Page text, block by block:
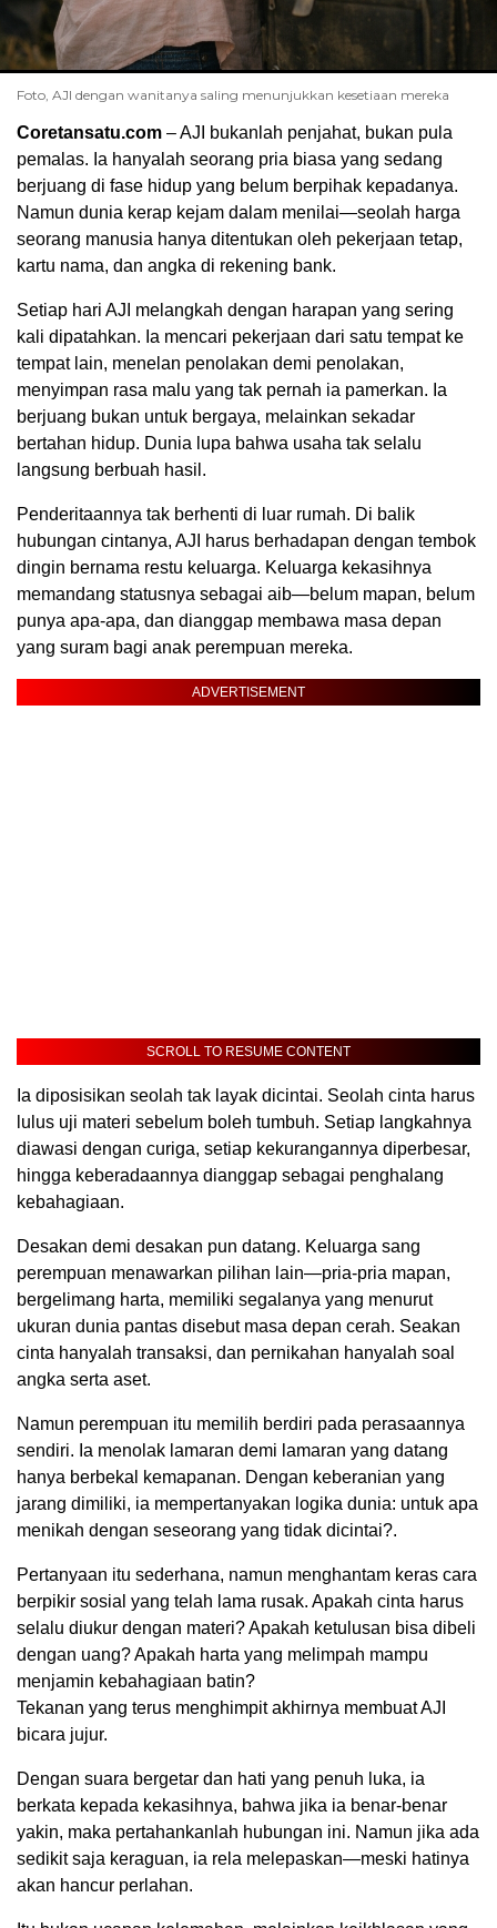
Foto, AJI dengan wanitanya saling menunjukkan kesetiaan mereka
Coretansatu.com – AJI bukanlah penjahat, bukan pula
pemalas. Ia hanyalah seorang pria biasa yang sedang
berjuang di fase hidup yang belum berpihak kepadanya.
Namun dunia kerap kejam dalam menilai—seolah harga
seorang manusia hanya ditentukan oleh pekerjaan tetap,
kartu nama, dan angka di rekening bank.
Setiap hari AJI melangkah dengan harapan yang sering
kali dipatahkan. Ia mencari pekerjaan dari satu tempat ke
tempat lain, menelan penolakan demi penolakan,
menyimpan rasa malu yang tak pernah ia pamerkan. Ia
berjuang bukan untuk bergaya, melainkan sekadar
bertahan hidup. Dunia lupa bahwa usaha tak selalu
langsung berbuah hasil.
Penderitaannya tak berhenti di luar rumah. Di balik
hubungan cintanya, AJI harus berhadapan dengan tembok
dingin bernama restu keluarga. Keluarga kekasihnya
memandang statusnya sebagai aib—belum mapan, belum
punya apa-apa, dan dianggap membawa masa depan
yang suram bagi anak perempuan mereka.
ADVERTISEMENT
SCROLL TO RESUME CONTENT
Ia diposisikan seolah tak layak dicintai. Seolah cinta harus
lulus uji materi sebelum boleh tumbuh. Setiap langkahnya
diawasi dengan curiga, setiap kekurangannya diperbesar,
hingga keberadaannya dianggap sebagai penghalang
kebahagiaan.
Desakan demi desakan pun datang. Keluarga sang
perempuan menawarkan pilihan lain—pria-pria mapan,
bergelimang harta, memiliki segalanya yang menurut
ukuran dunia pantas disebut masa depan cerah. Seakan
cinta hanyalah transaksi, dan pernikahan hanyalah soal
angka serta aset.
Namun perempuan itu memilih berdiri pada perasaannya
sendiri. Ia menolak lamaran demi lamaran yang datang
hanya berbekal kemapanan. Dengan keberanian yang
jarang dimiliki, ia mempertanyakan logika dunia: untuk apa
menikah dengan seseorang yang tidak dicintai?.
Pertanyaan itu sederhana, namun menghantam keras cara
berpikir sosial yang telah lama rusak. Apakah cinta harus
selalu diukur dengan materi? Apakah ketulusan bisa dibeli
dengan uang? Apakah harta yang melimpah mampu
menjamin kebahagiaan batin?
Tekanan yang terus menghimpit akhirnya membuat AJI
bicara jujur.
Dengan suara bergetar dan hati yang penuh luka, ia
berkata kepada kekasihnya, bahwa jika ia benar-benar
yakin, maka pertahankanlah hubungan ini. Namun jika ada
sedikit saja keraguan, ia rela melepaskan—meski hatinya
akan hancur perlahan.